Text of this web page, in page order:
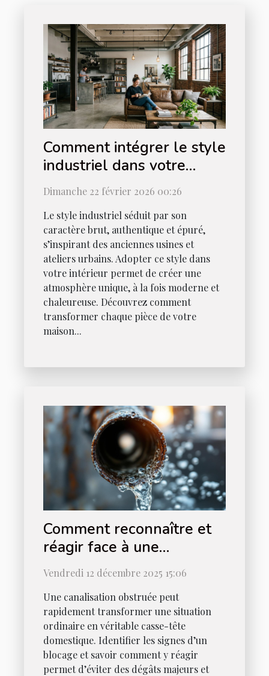
Comment intégrer le style
industriel dans votre
intérieur ?
Dimanche 22 février 2026 00:26
Le style industriel séduit par son
caractère brut, authentique et épuré,
s’inspirant des anciennes usines et
ateliers urbains. Adopter ce style dans
votre intérieur permet de créer une
atmosphère unique, à la fois moderne et
chaleureuse. Découvrez comment
transformer chaque pièce de votre
maison...
Comment reconnaître et
réagir face à une
canalisation obstruée ?
Vendredi 12 décembre 2025 15:06
Une canalisation obstruée peut
rapidement transformer une situation
ordinaire en véritable casse-tête
domestique. Identifier les signes d’un
blocage et savoir comment y réagir
permet d’éviter des dégâts majeurs et